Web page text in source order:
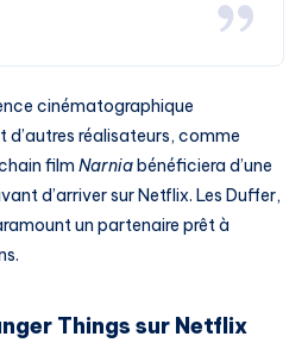
cinématographique
d’autres réalisateurs, comme
film Narniabénéficiera d’une
d’arriver sur Netflix. Les Duffer,
un partenaire prêt à
Things sur Netflix